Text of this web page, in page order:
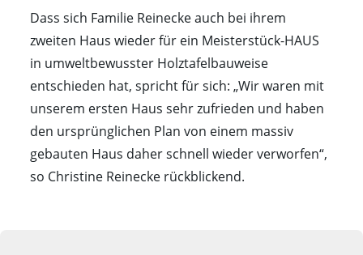
Dass sich Familie Reinecke auch bei ihrem
zweiten Haus wieder für ein Meisterstück-HAUS
in umweltbewusster Holztafelbauweise
entschieden hat, spricht für sich: „Wir waren mit
unserem ersten Haus sehr zufrieden und haben
den ursprünglichen Plan von einem massiv
gebauten Haus daher schnell wieder verworfen“,
so Christine Reinecke rückblickend.